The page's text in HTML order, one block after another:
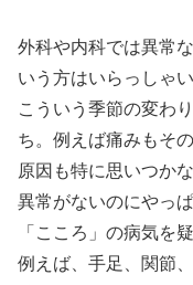
外科や内科では異常
いう方はいらっしゃい
こういう季節の変わ
ち。例えば痛みもそ
原因も特に思いつか
異常がないのにやっ
「こころ」の病気を
例えば、手足、関節